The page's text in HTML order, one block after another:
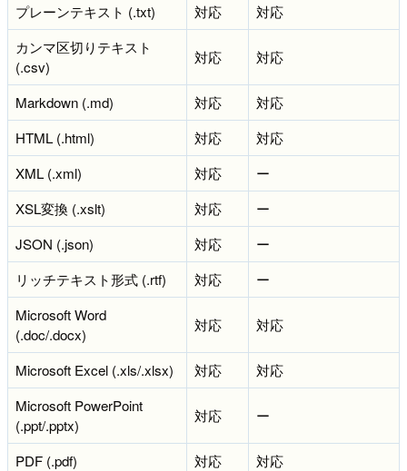
プレーンテキスト (.txt) 対応
対応
カンマ区切りテキスト
(.csv)
対応 対応
Markdown (.md) 対応
対応
HTML (.html)
対応
対応
XML (.xml)
対応
ー
XSL変換 (.xslt)
対応
ー
JSON (.json)
対応
ー
リッチテキスト形式 (.rtf)
対応
ー
Microsoft Word
(.doc/.docx)
対応 対応
Microsoft Excel (.xls/.xlsx) 対応
対応
Microsoft PowerPoint
(.ppt/.pptx)
対応 ー
PDF (.pdf) 対応 対応